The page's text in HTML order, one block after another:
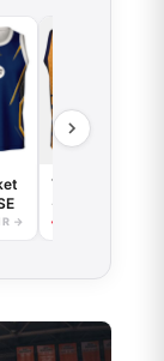
→
Tenue de
- Griffe -
49,00